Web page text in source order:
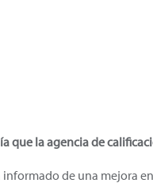
que la agencia de
informado de una mejora